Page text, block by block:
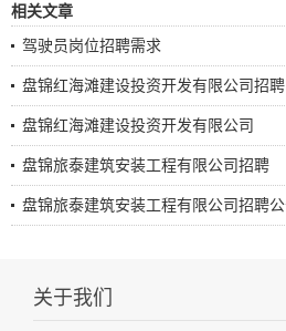
相关文章
驾驶员岗位招聘需求
盘锦红海滩建设投资开发有限公司招聘
盘锦红海滩建设投资开发有限公司
盘锦旅泰建筑安装工程有限公司招聘
盘锦旅泰建筑安装工程有限公司招聘
关于我们